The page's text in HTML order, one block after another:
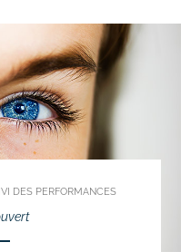
Ads)
DES PERFORMANCES